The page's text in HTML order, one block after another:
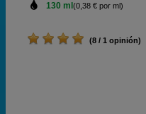
130 ml (0,38 € por ml)
(8 / 1 opinión)